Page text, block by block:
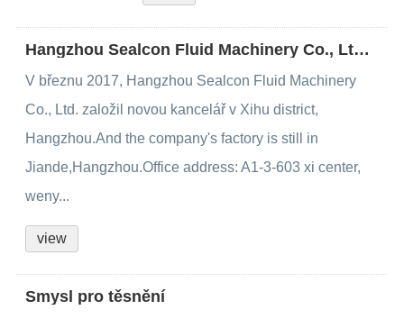
Hangzhou Sealcon Fluid Machinery Co., Ltd. Zřídil nový úřad
V březnu 2017, Hangzhou Sealcon Fluid Machinery
Co., Ltd. založil novou kancelář v Xihu district,
Hangzhou.And the company's factory is still in
Jiande,Hangzhou.Office address: A1-3-603 xi center,
weny...
view
Smysl pro těsnění